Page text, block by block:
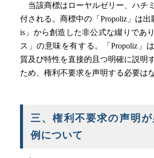
当該商標はローヤルゼリー、ハチ
付される。商標中の「Propoliz」は出
is」から創造した非公式な綴りであ
ス」の意味を有する。「Propoliz」
質及び特性を直接的且つ明確に説明
ため、権利不要求を声明する必要はな
三、権利不要求の声明
例について